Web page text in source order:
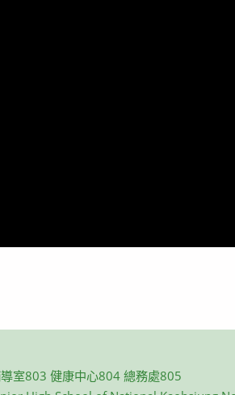
室803 健康中心804 總務處805